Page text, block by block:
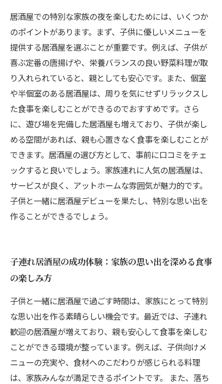
居酒屋での特別な家族の夜を楽しむためには、いくつか
のポイントがあります。まず、子供に優しいメニューを
提供する居酒屋を選ぶことが重要です。例えば、子供が
喜ぶ定番の唐揚げや、栄養バランスの良い野菜料理が取
り入れられていると、親としても安心です。また、個室
や半個室のある居酒屋は、周りを気にせずリラックスし
た食事を楽しむことができるのでおすすめです。さら
に、遊び場を完備した居酒屋も増えており、子供が楽し
める空間があれば、親も心置きなく食事を楽しむことが
できます。居酒屋の選び方として、事前に口コミをチェ
ックすると良いでしょう。家族連れに人気の居酒屋は、
サービスが良く、アットホームな雰囲気が魅力的です。
子供と一緒に居酒屋デビューを果たし、特別な思い出を
作ることができるでしょう。
子連れ居酒屋の成功体験：家族の思い出を深める食事
の楽しみ方
子供と一緒に居酒屋で過ごす時間は、家族にとって特別
な思い出を作る素晴らしい機会です。最近では、子連れ
歓迎の居酒屋が増えており、親も安心して食事を楽しむ
ことができる環境が整っています。例えば、子供向けメ
ニューの充実や、食材へのこだわりが感じられる料理
は、家族みんなが満足できるポイントです。 また、落ち